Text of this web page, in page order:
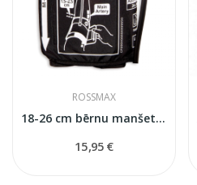
ROSSMAX
18-26 cm bērnu manšete Rossmax asinsspiediena...
15,95 €